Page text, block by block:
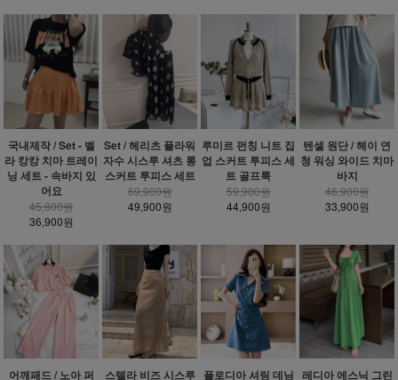
국내제작 / Set - 벨
라 캉캉 치마 트레이
닝 세트 - 속바지 있
어요
45,900원
36,900원
Set / 헤리츠 플라워
자수 시스루 셔츠 롱
스커트 투피스 세트
69,900원
49,900원
루미르 펀칭 니트 집
업 스커트 투피스 세
트 골프룩
59,900원
44,900원
텐셀 원단 / 헤이 연
청 워싱 와이드 치마
바지
46,900원
33,900원
어깨패드 / 노아 퍼
스텔라 비즈 시스루 플로디아 셔링 데님 레디아 에스닉 그린